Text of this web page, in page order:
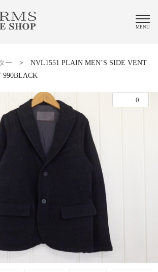
MENU
ー > NVL1551 PLAIN MEN’S SIDE VENT
990BLACK
0